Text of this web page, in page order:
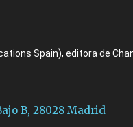
Spain), editora de
B, 28028 Madrid